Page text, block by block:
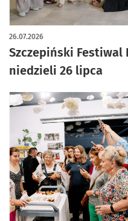
Szczepiński Festiwal
niedzieli 26 lipca
26.07.2026
artykuł z galerią zdjęć